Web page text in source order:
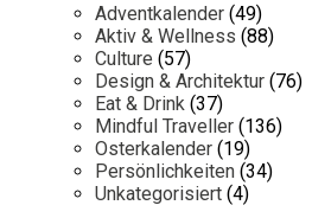
Adventkalender (49)
Aktiv & Wellness (88)
Culture (57)
Design & Architektur (76)
Eat & Drink (37)
Mindful Traveller (136)
Osterkalender (19)
Persönlichkeiten (34)
Unkategorisiert (4)